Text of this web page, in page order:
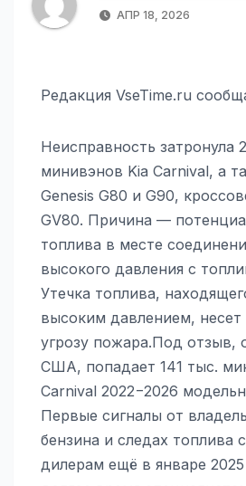
АПР 18, 2026
Редакция VseTime.ru
Неисправность затронула
минивэнов Kia Carnival, а
Genesis G80 и G90,
GV80. Причина —
топлива в месте
высокого давления с
Утечка топлива,
высоким давлением,
угрозу пожара.Под отзыв,
США, попадает 141 тыс.
Carnival 2022−2026
Первые сигналы от
бензина и следах топлива
дилерам ещё в январе